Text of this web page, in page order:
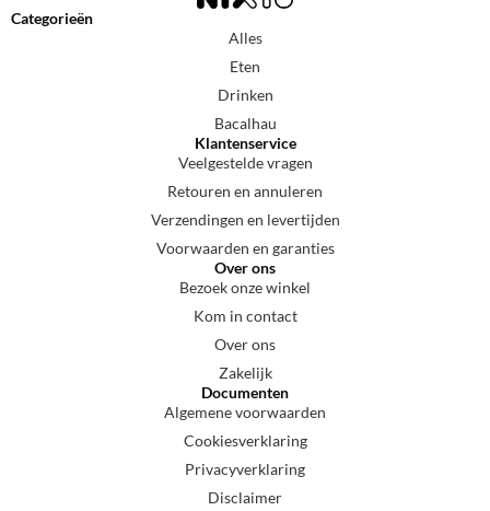
Categorieën
Alles
Eten
Drinken
Bacalhau
Klantenservice
Veelgestelde vragen
Retouren en annuleren
Verzendingen en levertijden
Voorwaarden en garanties
Over ons
Bezoek onze winkel
Kom in contact
Over ons
Zakelijk
Documenten
Algemene voorwaarden
Cookiesverklaring
Privacyverklaring
Disclaimer